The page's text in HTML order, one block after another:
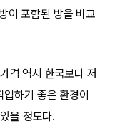
이 포함된 방을 비교
격 역시 한국보다 저
하기 좋은 환경이
을 정도다.